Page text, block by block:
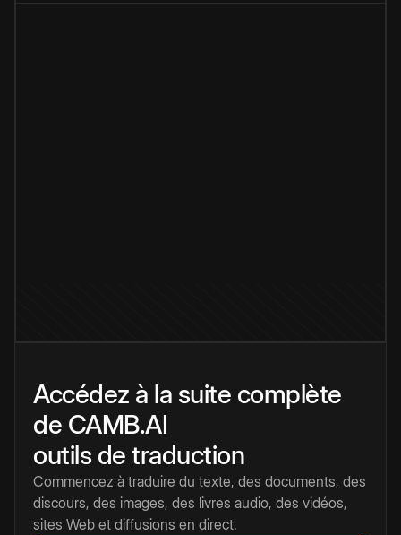
Accédez à la suite complète
de CAMB.AI
outils de traduction
Commencez à traduire du texte, des documents, des
discours, des images, des livres audio, des vidéos,
sites Web et diffusions en direct.